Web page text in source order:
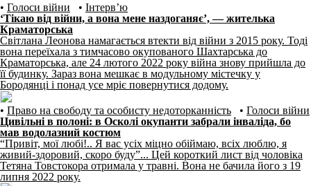
• Голоси війни • Інтерв’ю
‘Тікаю від війни, а вона мене наздоганяє’, — жителька
Краматорська
Світлана Леонова намагається втекти від війни з 2015 року. Тоді
вона переїхала з тимчасово окупованого Шахтарська до
Краматорська, але 24 лютого 2022 року війна знову прийшла до
її будинку. Зараз вона мешкає в модульному містечку у
Бородянці і понад усе мріє повернутися додому.
• Право на свободу та особисту недоторканність • Голоси війни
Цивільні в полоні: в Осколі окупанти забрали інваліда, бо
мав водолазний костюм
“Привіт, мої любі!.. Я вас усіх міцно обіймаю, всіх люблю, я
живий-здоровий, скоро буду”... Цей короткий лист від чоловіка
Тетяна Товстокора отримала у травні. Вона не бачила його з 19
липня 2022 року.